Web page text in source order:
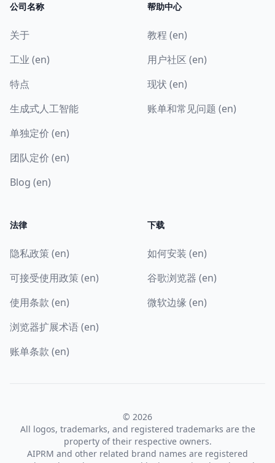
公司名称
关于
工业 (en)
特点
生成式人工智能
单独定价 (en)
团队定价 (en)
Blog (en)
帮助中心
教程 (en)
用户社区 (en)
现状 (en)
账单和常见问题 (en)
法律
隐私政策 (en)
可接受使用政策 (en)
使用条款 (en)
浏览器扩展术语 (en)
账单条款 (en)
下载
如何安装 (en)
谷歌浏览器 (en)
微软边缘 (en)
© 2026
All logos, trademarks, and registered trademarks are the
property of their respective owners.
AIPRM and other related brand names are registered